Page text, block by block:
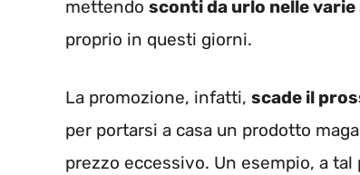
mettendo sconti da urlo nelle varie
proprio in questi giorni.
La promozione, infatti, scade il
per portarsi a casa un prodotto
prezzo eccessivo. Un esempio, a